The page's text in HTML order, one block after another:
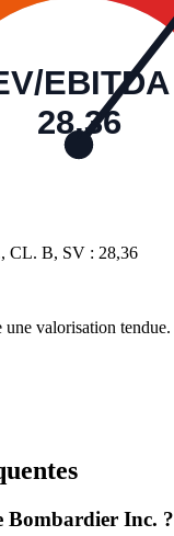
EBITDA
28,36
CL. B, SV : 28,36
valorisation tendue.
Bombardier Inc. ?